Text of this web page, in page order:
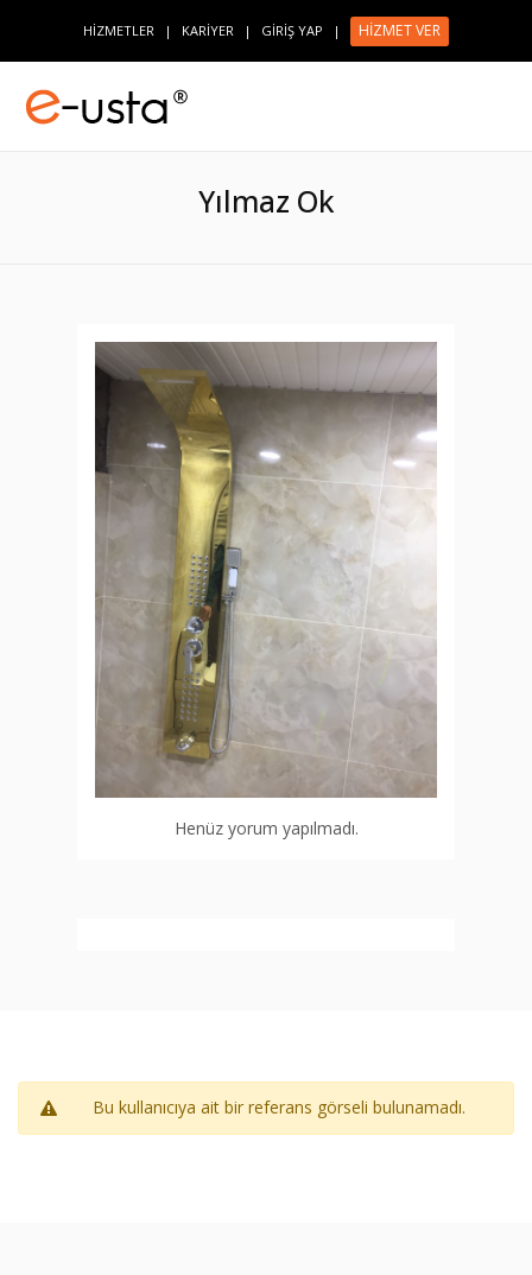
HİZMETLER | KARİYER | GİRİŞ YAP | HİZMET VER
Yılmaz Ok
Henüz yorum yapılmadı.
Bu kullanıcıya ait bir referans görseli bulunamadı.